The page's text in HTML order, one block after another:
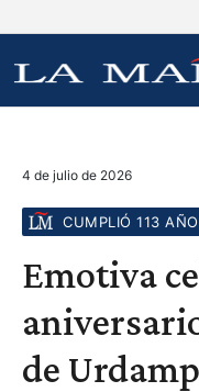
4 de julio de 2026
CUMPLIÓ 113
Emotiva
de